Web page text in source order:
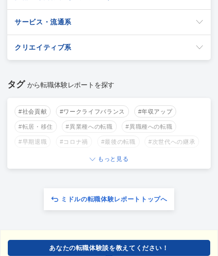
サービス・流通系
クリエイティブ系
タグ から転職体験レポートを探す
#社会貢献 #ワークライフバランス #年収アップ
#転居・移住 #異業種への転職 #異職種への転職
#早期退職 #コロナ禍 #最後の転職 #次世代への継承
もっと見る
ミドルの転職体験レポートトップへ
あなたの転職体験談を教えてください！